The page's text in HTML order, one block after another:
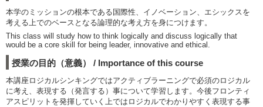
本学のミッションの根本である国際性、イノベーション、エシックスを
考える上でのベースとなる論理的な考え方を身につけます。
This class will study how to think logically and discuss logically that
would be a core skill for being leader, innovative and ethical.
授業の目的（意義） / Importance of this course
本講座ロジカルシンキングではアクティブラーニングで必須のロジカル
に考え、表現する（発言する）事について学習します。今後フロンティ
アスピリットを発揮していく上ではロジカルでわかりやすく表現する事